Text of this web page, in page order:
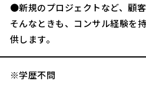
●新規のプロジェクトなど、顧
そんなときも、コンサル経験を
供します。
※学歴不問